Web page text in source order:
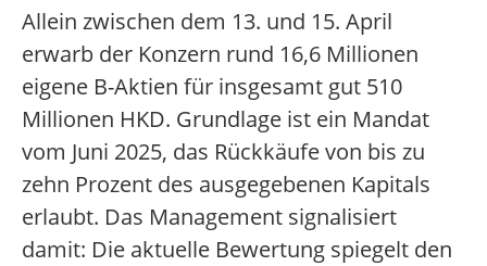
Allein zwischen dem 13. und 15. April
erwarb der Konzern rund 16,6 Millionen
eigene B-Aktien für insgesamt gut 510
Millionen HKD. Grundlage ist ein Mandat
vom Juni 2025, das Rückkäufe von bis zu
zehn Prozent des ausgegebenen Kapitals
erlaubt. Das Management signalisiert
damit: Die aktuelle Bewertung spiegelt den